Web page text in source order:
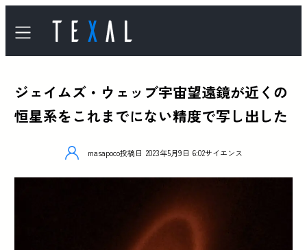
ジェイムズ・ウェッブ宇宙望遠鏡が近くの
恒星系をこれまでにない精度で写し出した
masapoco投稿日 2023年5月9日 6:02サイエンス